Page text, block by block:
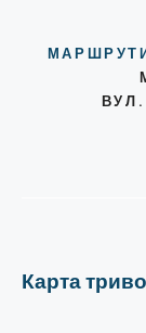
Карта